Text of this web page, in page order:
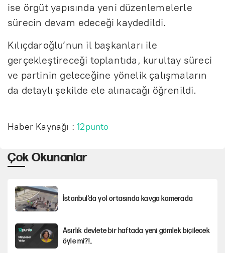
ise örgüt yapısında yeni düzenlemelerle
sürecin devam edeceği kaydedildi.
Kılıçdaroğlu’nun il başkanları ile
gerçekleştireceği toplantıda, kurultay süreci
ve partinin geleceğine yönelik çalışmaların
da detaylı şekilde ele alınacağı öğrenildi.
Haber Kaynağı :12punto
Çok Okunanlar
İstanbul’da yol ortasında kavga kamerada
Asırlık devlete bir haftada yeni gömlek biçilecek
öyle mi?!..